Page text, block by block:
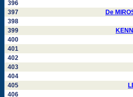
396
397
De
398
399
400
401
402
403
404
405
406